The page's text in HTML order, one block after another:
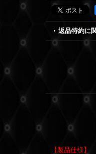
返品特約に
【製品仕様】